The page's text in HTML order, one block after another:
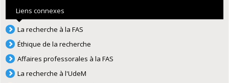
Liens connexes
La recherche à la FAS
Éthique de la recherche
Affaires professorales à la FAS
La recherche à l'UdeM